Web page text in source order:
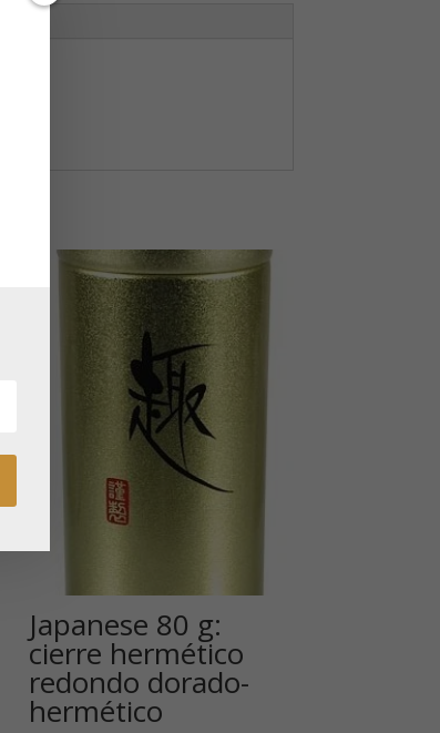
Japanese 80 g:
cierre hermético
redondo dorado-
hermético